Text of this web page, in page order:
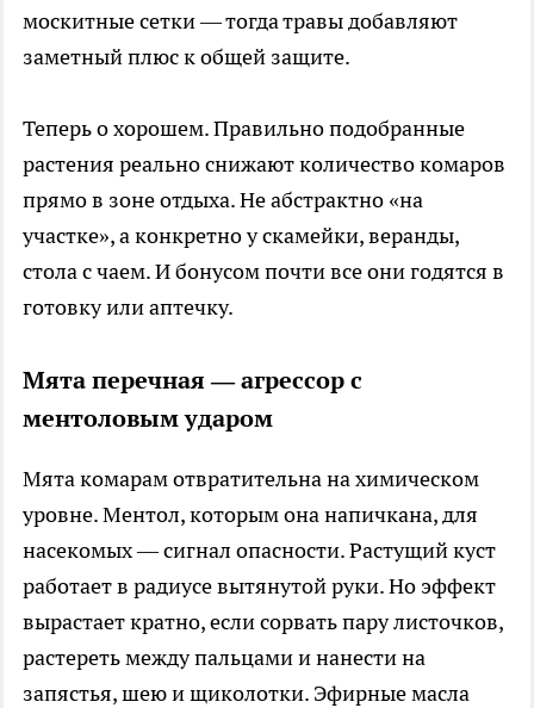
москитные сетки — тогда травы добавляют
заметный плюс к общей защите.
Теперь о хорошем. Правильно подобранные
растения реально снижают количество комаров
прямо в зоне отдыха. Не абстрактно «на
участке», а конкретно у скамейки, веранды,
стола с чаем. И бонусом почти все они годятся в
готовку или аптечку.
Мята перечная — агрессор с
ментоловым ударом
Мята комарам отвратительна на химическом
уровне. Ментол, которым она напичкана, для
насекомых — сигнал опасности. Растущий куст
работает в радиусе вытянутой руки. Но эффект
вырастает кратно, если сорвать пару листочков,
растереть между пальцами и нанести на
запястья, шею и щиколотки. Эфирные масла